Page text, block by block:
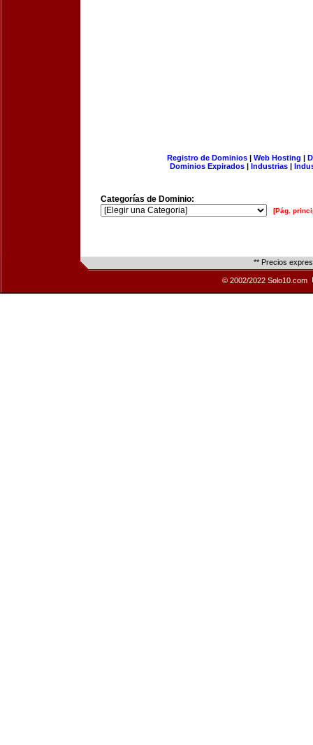
Registro de Dominios| Web Hosting |
Dominios Expirados | Industrias |
Categorías de Dominio:
[Pág.
** Precios
© 2002/2022 Solo10.com